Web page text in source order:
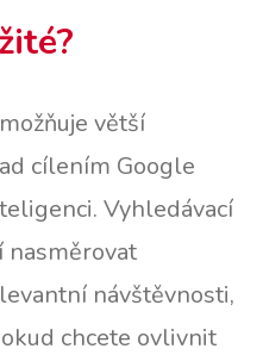
větší
cílením Google
Vyhledávací
nasměrovat
návštěvnosti,
chcete ovlivnit